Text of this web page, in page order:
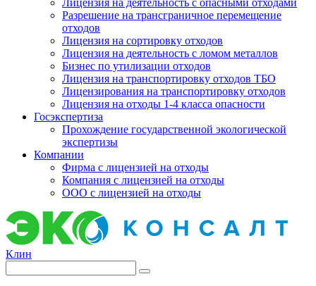
Лицензия на деятельность с опасными отходами
Разрешение на трансграничное перемещение
отходов
Лицензия на сортировку отходов
Лицензия на деятельность с ломом металлов
Бизнес по утилизации отходов
Лицензия на транспортировку отходов ТБО
Лицензирования на транспортировку отходов
Лицензия на отходы 1-4 класса опасности
Госэкспертиза
Прохождение государственной экологической
экспертизы
Компании
Фирма с лицензией на отходы
Компания с лицензией на отходы
ООО с лицензией на отходы
Клин